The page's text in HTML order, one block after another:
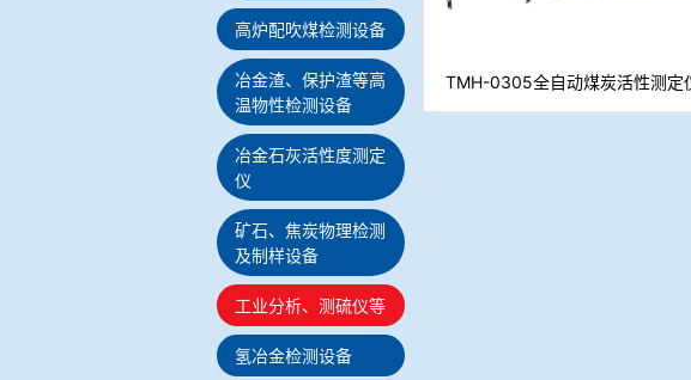
高炉配吹煤检测设备
冶金渣、保护渣等高
温物性检测设备
冶金石灰活性度测定
仪
矿石、焦炭物理检测
及制样设备
工业分析、测硫仪等
氢冶金检测设备
TMH-0305全自动煤炭活性测定
（粒焦反应性测定仪）